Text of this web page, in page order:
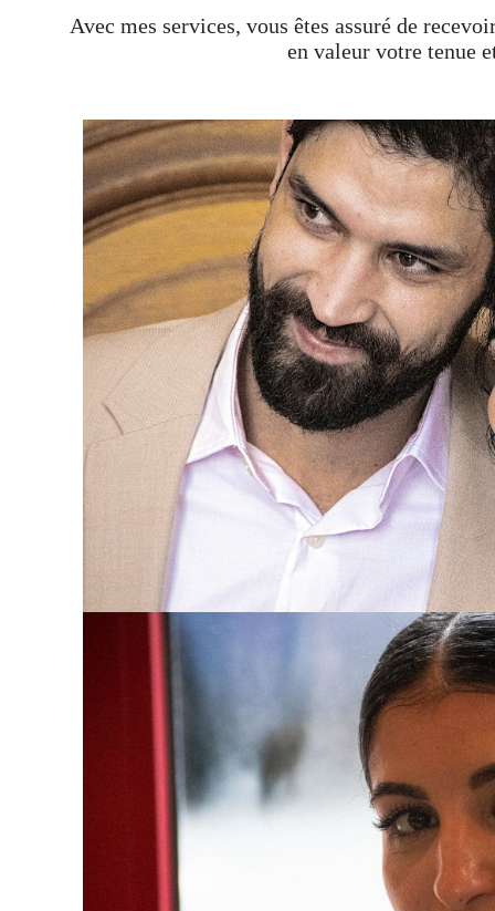
Avec mes services, vous êtes assuré de
en valeur votre tenue